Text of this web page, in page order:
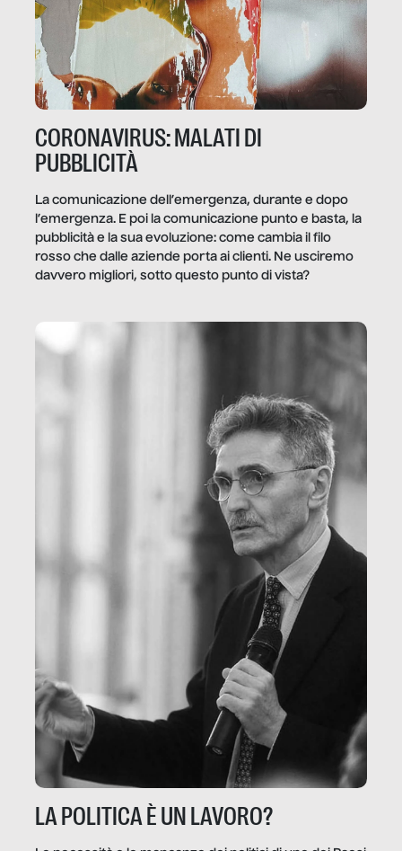
CORONAVIRUS: MALATI DI
PUBBLICITÀ
La comunicazione dell’emergenza, durante e dopo
l’emergenza. E poi la comunicazione punto e basta, la
pubblicità e la sua evoluzione: come cambia il filo
rosso che dalle aziende porta ai clienti. Ne usciremo
davvero migliori, sotto questo punto di vista?
LA POLITICA È UN LAVORO?